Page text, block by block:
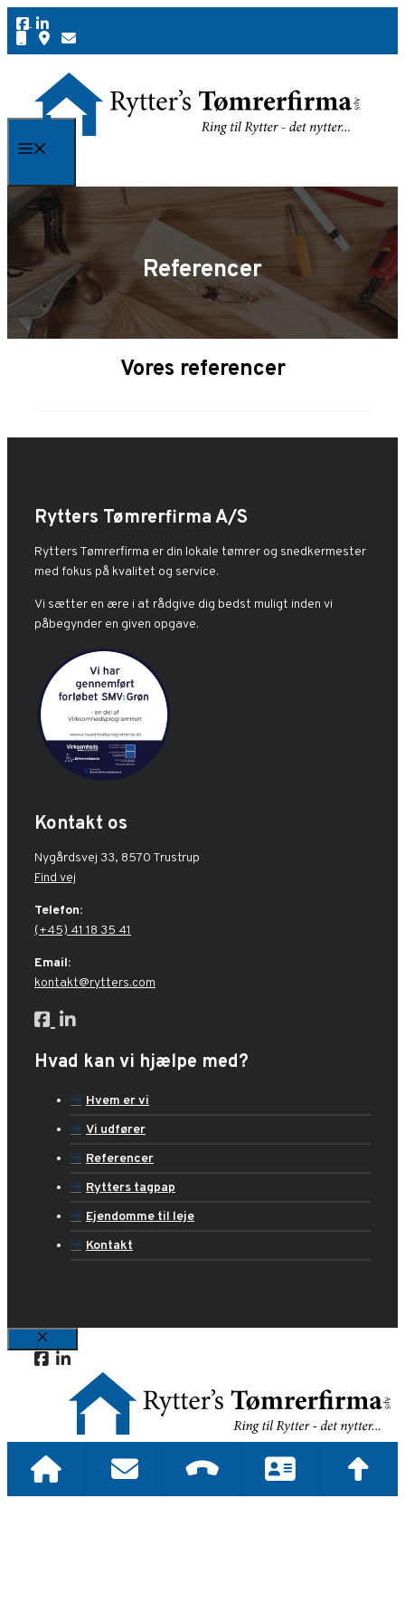
Hop
til
indhold
Referencer
Vores referencer
Rytters Tømrerfirma A/S
Rytters Tømrerfirma er din lokale tømrer og snedkermester
med fokus på kvalitet og service.
Vi sætter en ære i at rådgive dig bedst muligt inden vi
påbegynder en given opgave.
Kontakt os
Nygårdsvej 33, 8570 Trustrup
Find vej
Telefon:
(+45) 41 18 35 41
Email:
kontakt@rytters.com
Hvad kan vi hjælpe med?
Hvem er vi
Vi udfører
Referencer
Rytters tagpap
Ejendomme til leje
Kontakt
Luk